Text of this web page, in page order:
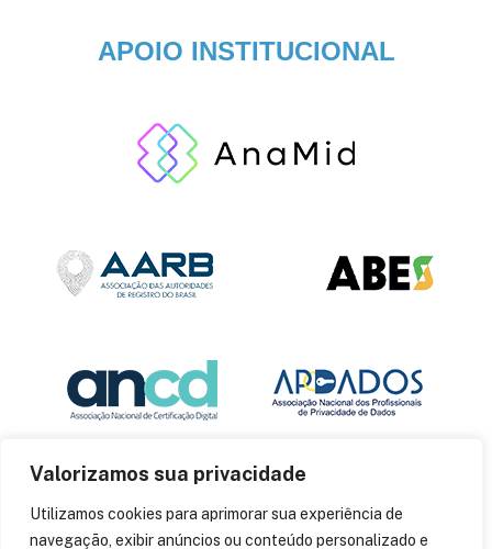
Valorizamos sua privacidade
Utilizamos cookies para aprimorar sua experiência de
navegação, exibir anúncios ou conteúdo personalizado e
APOIO INSTITUCIONAL